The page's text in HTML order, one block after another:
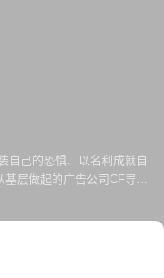
自己的恐惧、以名利成就自
层做起的广告公司CF导
工，下班后成了国标舞舞